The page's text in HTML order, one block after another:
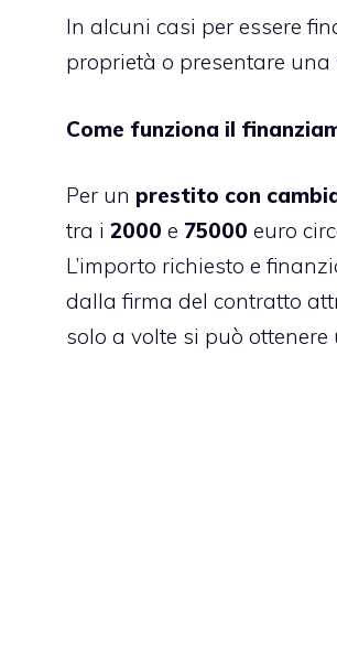
In alcuni casi per essere
proprietà o presentare una
Come funziona il
Per un prestito con
tra i 2000 e 75000 euro
L’importo richiesto e
dalla firma del contratto
solo a volte si può